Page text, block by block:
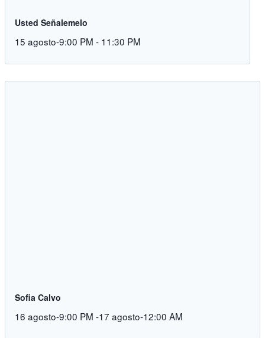
Usted Señalemelo
15 agosto-9:00 PM - 11:30 PM
Sofia Calvo
16 agosto-9:00 PM -17 agosto-12:00 AM